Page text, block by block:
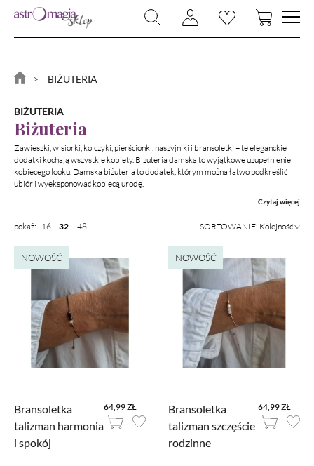
MAGIA I CZARY
MAGICZNY DOM
PROMOCJA
BIŻUTERIA
BIŻUTERIA
Biżuteria
Zawieszki, wisiorki, kolczyki, pierścionki, naszyjniki i bransoletki – te eleganckie
dodatki kochają wszystkie kobiety. Biżuteria damska to wyjątkowe uzupełnienie
kobiecego looku. Damska biżuteria to dodatek, którym można łatwo podkreślić
ubiór i wyeksponować kobiecą urodę.
Czytaj więcej
pokaż: 16 32 48
NOWOŚĆ
Bransoletka
talizman harmonia
i spokój
64,99 ZŁ
NOWOŚĆ
Bransoletka
talizman szczęście
rodzinne
64,99 ZŁ